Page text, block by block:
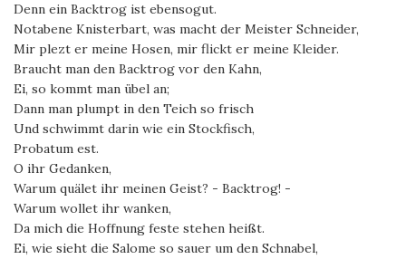
Denn ein Backtrog ist ebensogut.
Notabene Knisterbart, was macht der Meister Schneider,
Mir plezt er meine Hosen, mir flickt er meine Kleider.
Braucht man den Backtrog vor den Kahn,
Ei, so kommt man übel an;
Dann man plumpt in den Teich so frisch
Und schwimmt darin wie ein Stockfisch,
Probatum est.
O ihr Gedanken,
Warum quälet ihr meinen Geist? - Backtrog! -
Warum wollet ihr wanken,
Da mich die Hoffnung feste stehen heißt.
Ei, wie sieht die Salome so sauer um den Schnabel,